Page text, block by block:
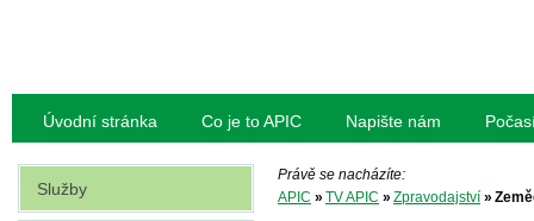
Úvodní stránka Co je to APIC Napište nám
Právě se nacházíte:
APIC » TV APIC » Zpravodajství »
Služby